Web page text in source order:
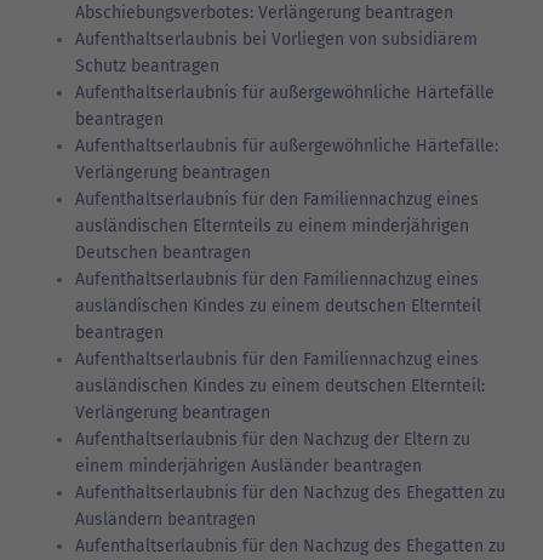
Abschiebungsverbotes: Verlängerung beantragen
Aufenthaltserlaubnis bei Vorliegen von subsidiärem
Schutz beantragen
Aufenthaltserlaubnis für außergewöhnliche Härtefälle
beantragen
Aufenthaltserlaubnis für außergewöhnliche Härtefälle:
Verlängerung beantragen
Aufenthaltserlaubnis für den Familiennachzug eines
ausländischen Elternteils zu einem minderjährigen
Deutschen beantragen
Aufenthaltserlaubnis für den Familiennachzug eines
ausländischen Kindes zu einem deutschen Elternteil
beantragen
Aufenthaltserlaubnis für den Familiennachzug eines
ausländischen Kindes zu einem deutschen Elternteil:
Verlängerung beantragen
Aufenthaltserlaubnis für den Nachzug der Eltern zu
einem minderjährigen Ausländer beantragen
Aufenthaltserlaubnis für den Nachzug des Ehegatten zu
Ausländern beantragen
Aufenthaltserlaubnis für den Nachzug des Ehegatten zu